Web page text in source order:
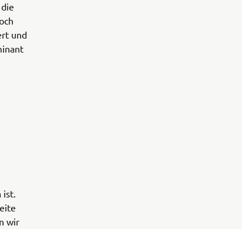
und
ist.
wir